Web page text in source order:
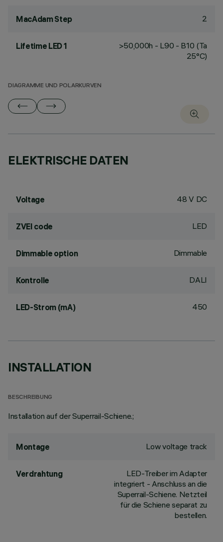
MacAdam Step 2
Lifetime LED 1
>50,000h - L90 - B10 (Ta
25°C)
DIAGRAMME UND POLARKURVEN
ELEKTRISCHE DATEN
Voltage 48 V DC
ZVEI code LED
Dimmable option Dimmable
Kontrolle DALI
LED-Strom (mA) 450
INSTALLATION
BESCHREIBUNG
Installation auf der Superrail-Schiene.;
Montage Low voltage track
Verdrahtung
LED-Treiber im Adapter
integriert - Anschluss an die
Superrail-Schiene. Netzteil
für die Schiene separat zu
bestellen.